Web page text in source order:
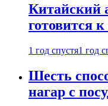
Китайский
готовится
1 год спустя1 год
Шесть
нагар с